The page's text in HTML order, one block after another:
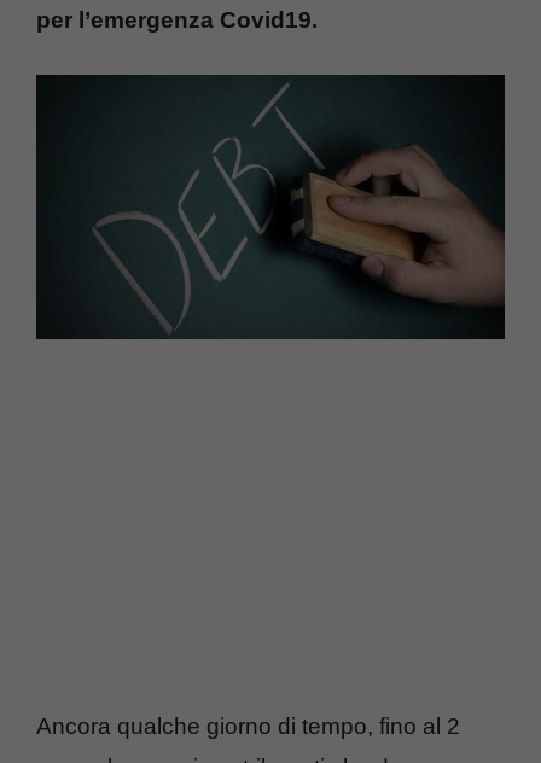
per l’emergenza Covid19.
Ancora qualche giorno di tempo, fino al 2